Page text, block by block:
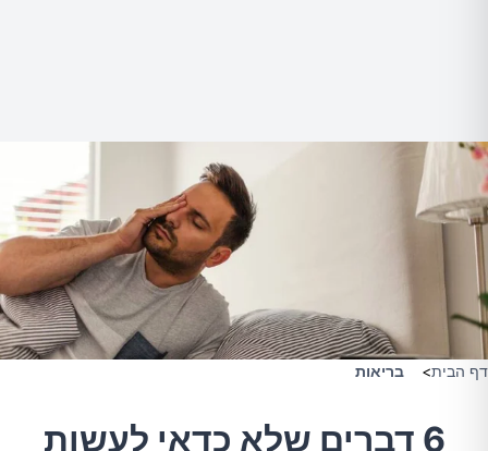
דף הבית> בריאות
6 דברים שלא כדאי לעשות